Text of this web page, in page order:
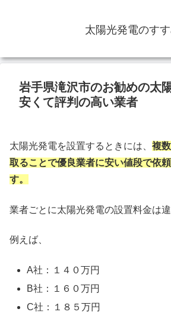
太陽光発電のす
岩手県滝沢市のお勧めの太
安くて評判の高い業者
太陽光発電を設置するときには、 複
取ることで優良業者に安い値段で依
す。
業者ごとに太陽光発電の設置料金は違
例えば、
A社：１４０万円
B社：１６０万円
C社：１８５万円